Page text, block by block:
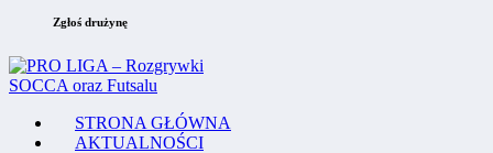
Zgłoś drużynę
STRONA GŁÓWNA
AKTUALNOŚCI